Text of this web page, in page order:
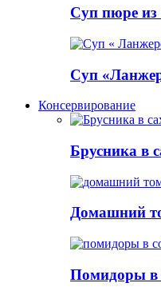
Суп пюре из
Суп
Консервирование
Брусника в
Домашний
Помидоры в